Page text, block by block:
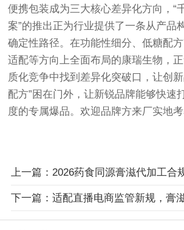
便携包装成为三大核心差异化方向，“
案”的推出正为行业提供了一条从产品
确定性路径。在功能性细分、低糖配
适配等方向上全面布局的康瑞生物，
质化竞争中找到差异化突破口，让创
配方”困在门外，让新锐品牌能够快速
度的专属爆品。欢迎品牌方来厂实地考
上一篇：2026药食同源膏滋代加工合